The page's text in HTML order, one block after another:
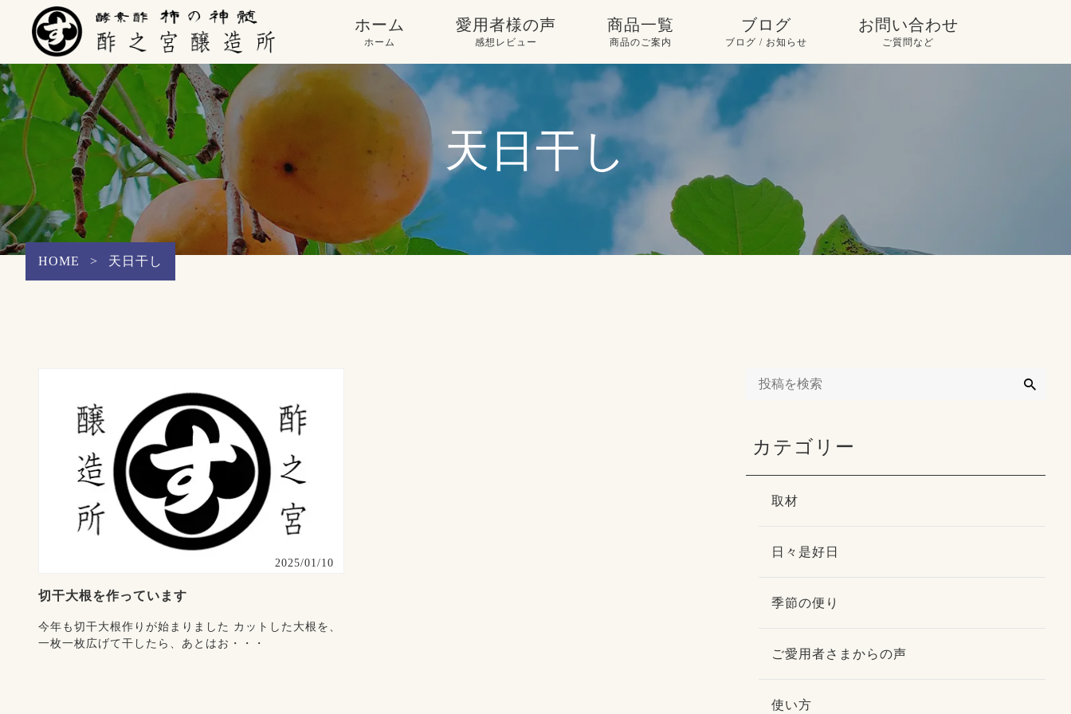
ホーム
ホーム
からだ喜ぶ使い方
「酵素酢 柿の神髄」
「酵素酢 柿の神髄」
について
酵素酢で漬ける、と
愛用者様の声
感想レビュー
愛用者様との対話
愛用者様のメッセー
ジ
商品一覧
商品のご案内
商品一覧
販売店舗のご案内
ブログ
ブログ / お知らせ
ピックアップ
お知らせ
お問い合わせ
ご質問など
天日干し
HOME > 天日干し
2025/01/10
切干大根を作っています
今年も切干大根作りが始まりました カットした大根を、
一枚一枚広げて干したら、あとはお・・・
カテゴリー
取材
日々是好日
季節の便り
ご愛用者さまからの声
使い方